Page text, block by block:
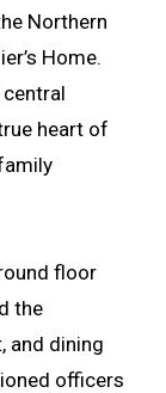
Northern
Home.
heart of
floor
the
and dining
officers